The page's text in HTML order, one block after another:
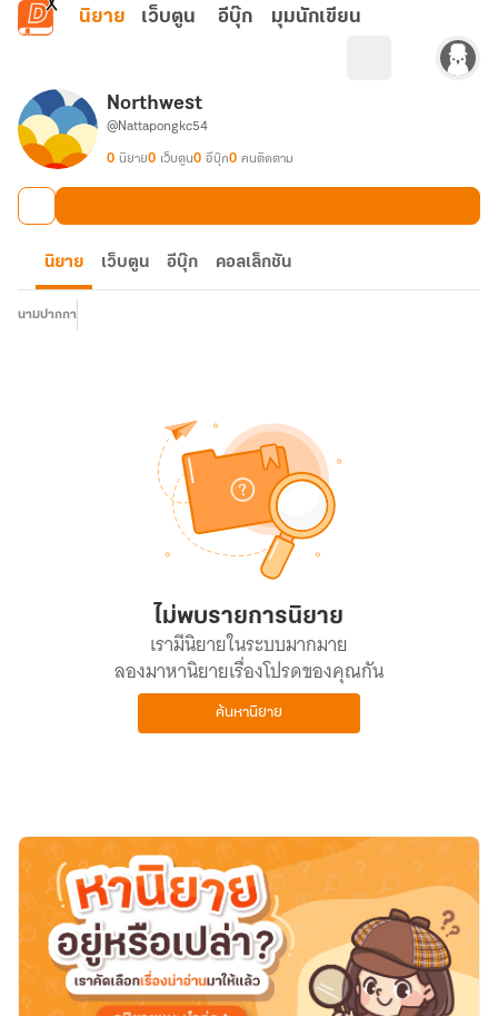
ข้ามไปยังเนื้อหาหลัก
นิยาย เว็บตูน อีบุ๊ก มุมนักเขียน
Northwest
@Nattapongkc54
0 นิยาย0 เว็บตูน0 อีบุ๊ก0 คนติดตาม
นิยาย เว็บตูน อีบุ๊ก คอลเล็กชัน
นามปากกา
ไม่พบรายการนิยาย
เรามีนิยายในระบบมากมาย
ลองมาหานิยายเรื่องโปรดของคุณกัน
ค้นหานิยาย